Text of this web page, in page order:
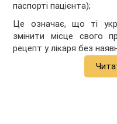
паспорті пацієнта);
Це означає, що ті
змінити місце свого
рецепт у лікаря без